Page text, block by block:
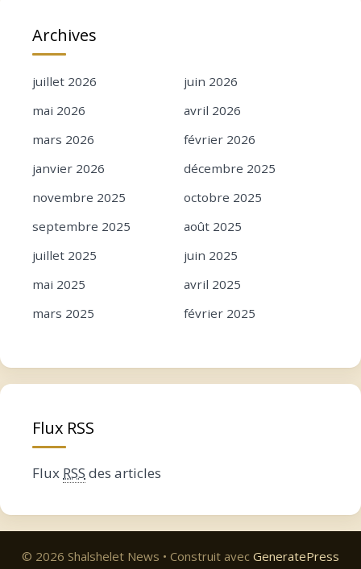
Archives
juillet 2026
juin 2026
mai 2026
avril 2026
mars 2026
février 2026
janvier 2026
décembre 2025
novembre 2025
octobre 2025
septembre 2025
août 2025
juillet 2025
juin 2025
mai 2025
avril 2025
mars 2025
février 2025
novembre 2024
octobre 2024
juillet 2024
mars 2024
janvier 2024
décembre 2023
Flux RSS
Flux RSS des articles
© 2026 Shalshelet News • Construit avec GeneratePress